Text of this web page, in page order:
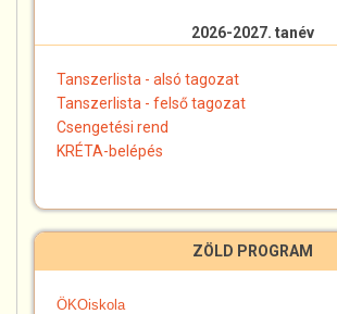
2026-2027. tanév
Tanszerlista - alsó tagozat
Tanszerlista - felső tagozat
Csengetési rend
KRÉTA-belépés
ZÖLD PROGRAM
ÖKOiskola